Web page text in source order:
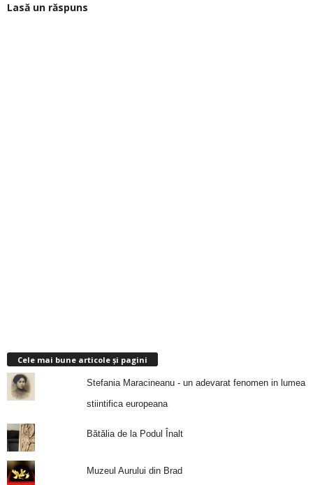
Lasă un răspuns
Cele mai bune articole și pagini
Stefania Maracineanu - un adevarat fenomen in lumea
stiintifica europeana
Bătălia de la Podul Înalt
Muzeul Aurului din Brad